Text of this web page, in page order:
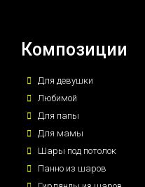
Композиции
Для девушки
Любимой
Для папы
Для мамы
Шары под потолок
Панно из шаров